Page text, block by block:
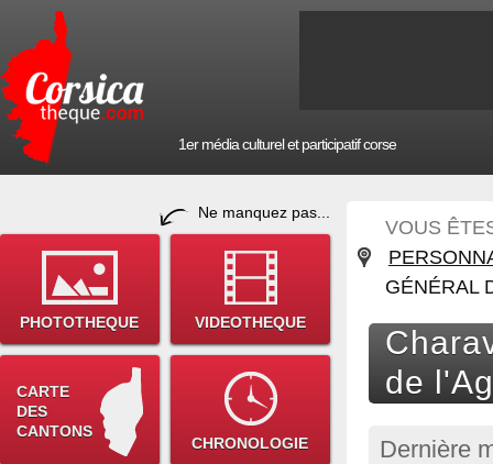
1er média culturel et participatif corse
Ne manquez pas...
PHOTOTHEQUE VIDEOTHEQUE
CARTE
DES
CANTONS
CHRONOLOGIE
VOUS
GÉNÉRAL
de
Dernière